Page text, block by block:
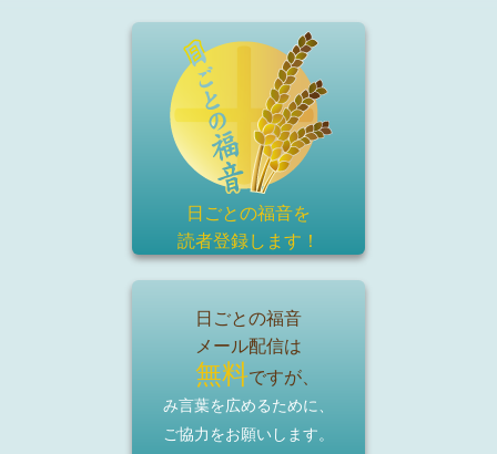
日ごとの福音を
読者登録します！
日ごとの福音
メール配信は
無料ですが、
み言葉を広めるために、
ご協力をお願いします。